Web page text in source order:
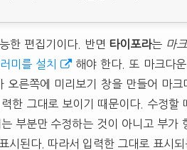
한 편집기이다. 반면 타이포라는 마
미를 설치
해야 한다. 또 마크다
오른쪽에 미리보기 창을 만들어 마크
한 그대로 보이기 때문이다. 수정할
부분만 수정하는 것이 아니고 부가
시된다. 따라서 입력한 그대로 표시